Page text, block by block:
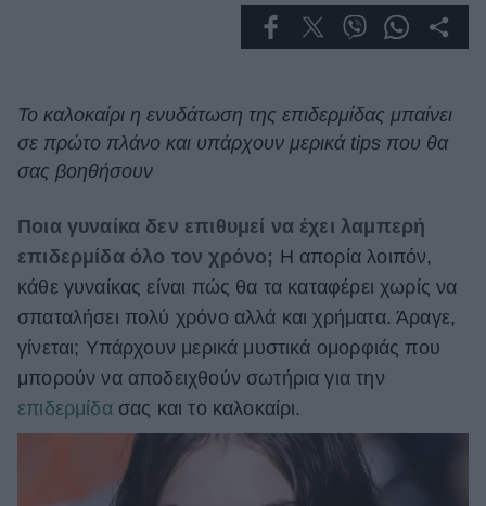
Living
Deco
Green
Αφιερώματα
ΒΟΞ
Χωρίς Ταμπέλες
To καλοκαίρι η ενυδάτωση της επιδερμίδας μπαίνει
σε πρώτο πλάνο και υπάρχουν μερικά tips που θα
σας βοηθήσουν
Ποια γυναίκα δεν επιθυμεί να έχει λαμπερή
επιδερμίδα όλο τον χρόνο; Η απορία λοιπόν,
κάθε γυναίκας είναι πώς θα τα καταφέρει χωρίς να
σπαταλήσει πολύ χρόνο αλλά και χρήματα. Άραγε,
γίνεται; Υπάρχουν μερικά μυστικά ομορφιάς που
μπορούν να αποδειχθούν σωτήρια για την
επιδερμίδα σας και το καλοκαίρι.